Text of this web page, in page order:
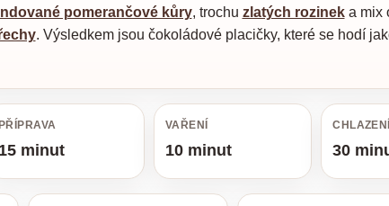
pomerančové kůry, trochu zlatých rozineka mix
. Výsledkem jsou čokoládové placičky, které se hodí
PŘÍPRAVA
15 minut
VAŘENÍ
10 minut
CHLAZENÍ
30